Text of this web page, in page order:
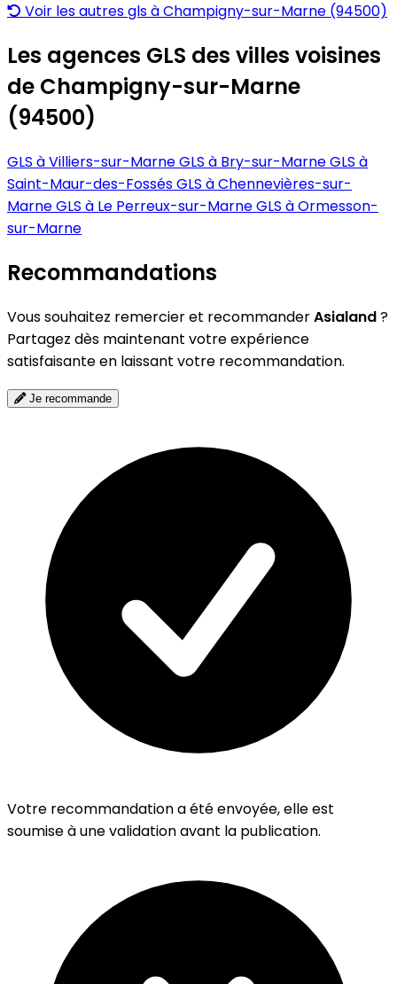
Voir les autres gls à Champigny-sur-Marne (94500)
Les agences GLS des villes voisines
de Champigny-sur-Marne
(94500)
GLS à Villiers-sur-MarneGLS à Bry-sur-MarneGLS à
Saint-Maur-des-FossésGLS à Chennevières-sur-
MarneGLS à Le Perreux-sur-MarneGLS à Ormesson-
sur-Marne
Recommandations
Vous souhaitez remercier et recommanderAsialand?
Partagez dès maintenant votre expérience
satisfaisante en laissant votre recommandation.
Je recommande
Votre recommandation a été envoyée, elle est
soumise à une validation avant la publication.